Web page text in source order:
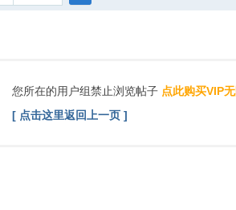
您所在的用户组禁止浏览帖子 点此购买VIP
[ 点击这里返回上一页 ]